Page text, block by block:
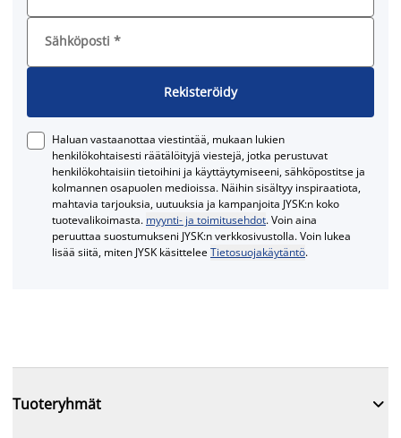
Sähköposti *
Rekisteröidy
Haluan vastaanottaa viestintää, mukaan lukien
henkilökohtaisesti räätälöityjä viestejä, jotka perustuvat
henkilökohtaisiin tietoihini ja käyttäytymiseeni, sähköpostitse ja
kolmannen osapuolen medioissa. Näihin sisältyy inspiraatiota,
mahtavia tarjouksia, uutuuksia ja kampanjoita JYSK:n koko
tuotevalikoimasta. myynti- ja toimitusehdot. Voin aina
peruuttaa suostumukseni JYSK:n verkkosivustolla. Voin lukea
lisää siitä, miten JYSK käsitteleeTietosuojakäytäntö.
Tuoteryhmät 